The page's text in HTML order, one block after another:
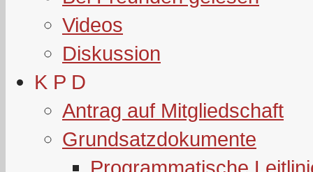
Videos
Diskussion
K P D
Antrag auf Mitgliedschaft
Grundsatzdokumente